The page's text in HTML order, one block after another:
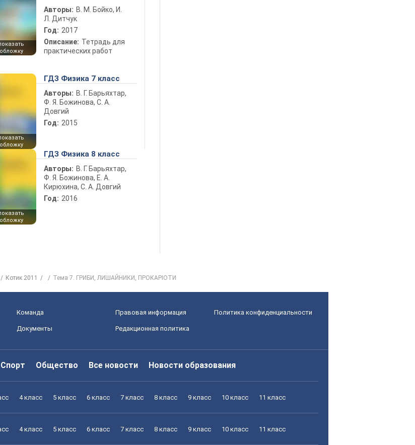
обложку
Авторы: В. М. Бойко, И.
Л. Дитчук
Год: 2017
Описание: Тетрадь для
практических работ
обложку
ГДЗ Физика 7 класс
Авторы: В. Г. Барьяхтар,
Ф. Я. Божинова, С. А.
Довгий
Год: 2015
обложку
ГДЗ Физика 8 класс
Авторы: В. Г. Барьяхтар,
Ф. Я. Божинова, Е. А.
Кирюхина, С. А. Довгий
Год: 2016
Котик 2011 Тема 7. ГРИБИ, ЛИШАЙНИКИ, ПРОКАРІОТИ
Команда Правовая информация Политика конфиденциальности
Документы Редакционная политика
Спорт Общество Все новости Новости образования
4 класс 5 класс 6 класс 7 класс 8 класс 9 класс 10 класс 11 класс
4 класс 5 класс 6 класс 7 класс 8 класс 9 класс 10 класс 11 класс